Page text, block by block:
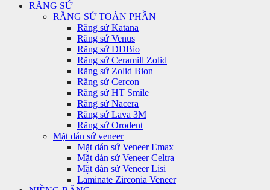
RĂNG SỨ
RĂNG SỨ TOÀN PHẦN
Răng sứ Katana
Răng sứ Venus
Răng sứ DDBio
Răng sứ Ceramill Zolid
Răng sứ Zolid Bion
Răng sứ Cercon
Răng sứ HT Smile
Răng sứ Nacera
Răng sứ Lava 3M
Răng sứ Orodent
Mặt dán sứ veneer
Mặt dán sứ Veneer Emax
Mặt dán sứ Veneer Celtra
Mặt dán sứ Veneer Lisi
Laminate Zirconia Veneer